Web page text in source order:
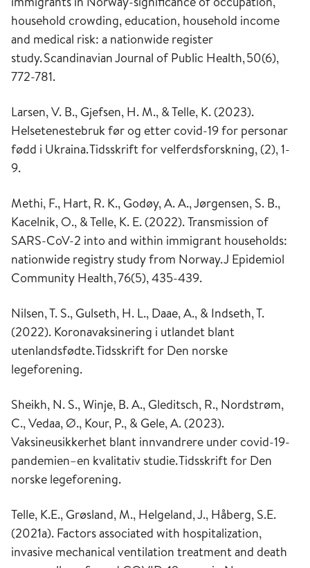
household crowding, education, household income
and medical risk: a nationwide register
study.Scandinavian Journal of Public Health,50(6),
772-781.
Larsen, V. B., Gjefsen, H. M., & Telle, K. (2023).
Helsetenestebruk før og etter covid-19 for personar
fødd i Ukraina.Tidsskrift for velferdsforskning, (2), 1-
9.
Methi, F., Hart, R. K., Godøy, A. A., Jørgensen, S. B.,
Kacelnik, O., & Telle, K. E. (2022).Transmission of
SARS-CoV-2 into and within immigrant households:
nationwide registry study from Norway.J Epidemiol
Community Health,76(5), 435-439.
Nilsen, T. S., Gulseth, H. L., Daae, A., & Indseth, T.
(2022). Koronavaksinering i utlandet blant
utenlandsfødte.Tidsskrift for Den norske
legeforening.
Sheikh, N. S., Winje, B. A., Gleditsch, R., Nordstrøm,
C., Vedaa, Ø., Kour, P., & Gele, A. (2023).
Vaksineusikkerhet blant innvandrere under covid-19-
pandemien–en kvalitativ studie.Tidsskrift for Den
norske legeforening.
Telle, K.E., Grøsland, M., Helgeland, J., Håberg, S.E.
(2021a). Factors associated with hospitalization,
invasive mechanical ventilation treatment and death